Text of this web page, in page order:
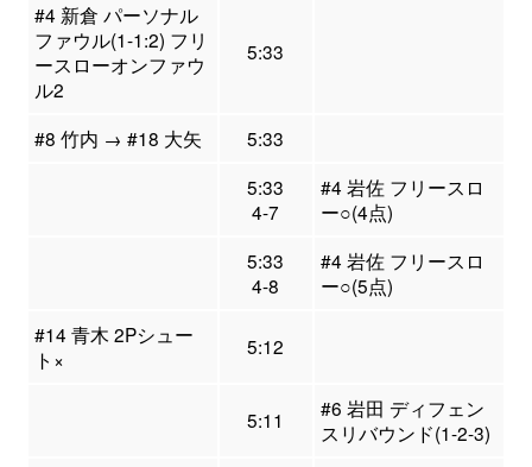
#4 新倉 パーソナル
ファウル(1-1:2) フリ
ースローオンファウ
ル2
5:33
#8 竹内 → #18 大矢
5:33
5:33
4-7
#4 岩佐 フリースロ
ー○(4点)
5:33
4-8
#4 岩佐 フリースロ
ー○(5点)
#14 青木 2Pシュー
ト×
5:12
5:11
#6 岩田 ディフェン
スリバウンド(1-2-3)